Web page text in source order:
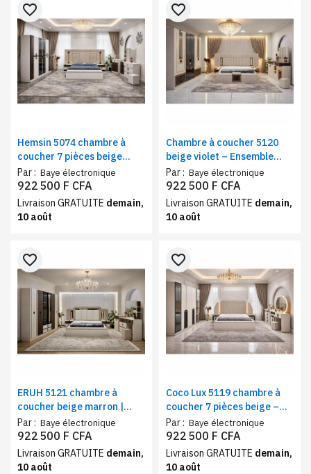
Hemsin 5074 chambre à
coucher 7 pièces beige
marron | Ensemble chambre
premium complète avec
rangement
Par : Baye électronique
favorite_border
922 500 F CFA
Livraison GRATUITE demain,
10 août
Chambre à coucher 5120
beige violet – Ensemble
chambre complète 7 pièces
design moderne
Par : Baye électronique
favorite_border
922 500 F CFA
Livraison GRATUITE demain,
10 août
ERUH 5121 chambre à
coucher beige marron |
Ensemble chambre
complète moderne,
élégance, confort et grand
espace de rangement
Par : Baye électronique
favorite_border
922 500 F CFA
Livraison GRATUITE demain,
10 août
Coco Lux 5119 chambre à
coucher 7 pièces beige –
Ensemble chambre
complète lit king size,
mobilier premium et grand
dressing
Par : Baye électronique
favorite_border
922 500 F CFA
Livraison GRATUITE demain,
10 août